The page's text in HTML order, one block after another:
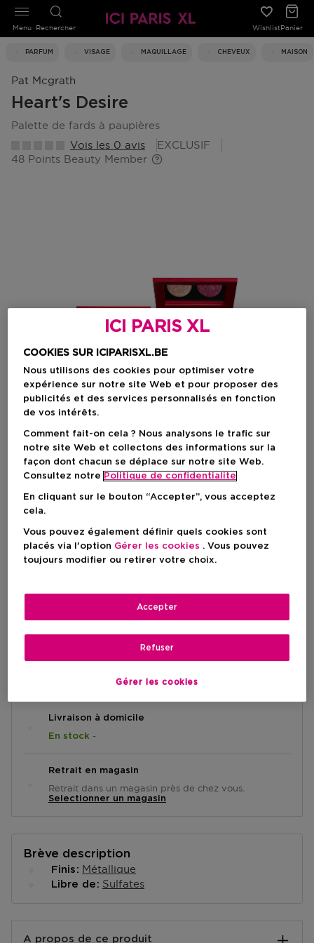
Rechercher WishlistPanier
PARFUM VISAGE MAQUILLAGE CHEVEUX MAISON
Menu
Pat Mcgrath
Heart's Desire
palette de fards à paupières
Vois les 0 avis
EXCLUSIF
48 Points Beauty Member
Choisissez votre format
7 G En stock
7 G
Prix promotionnel
48,30 €
69,00 €
Prix promotionnel
48,30 €
-30% Prix de vente conseillé69,00 €
AJOUTER AU PANIER
Livraison à domicile
En stock -
Retrait en magasin
Retrait dans un magasin près de chez vous.
Selectionner un magasin
Brève description
Finis Métallique
Libre de Sulfates
A propos de ce produit
ICI PARIS XL
COOKIES SUR ICIPARISXL.BE
Nous utilisons des cookies pour optimiser votre
expérience sur notre site Web et pour proposer des
publicités et des services personnalisés en fonction
de vos intérêts.
Comment fait-on cela ? Nous analysons le trafic sur
notre site Web et collectons des informations sur la
façon dont chacun se déplace sur notre site Web.
Consultez notre Politique de confidentialite
En cliquant sur le bouton “Accepter”, vous acceptez
cela.
Vous pouvez également définir quels cookies sont
placés via l'option Gérer les cookies . Vous pouvez
toujours modifier ou retirer votre choix.
Gérer les cookies
Refuser
Accepter